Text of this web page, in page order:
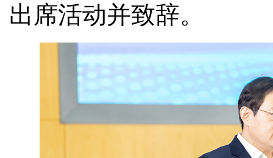
出席活动并致辞。